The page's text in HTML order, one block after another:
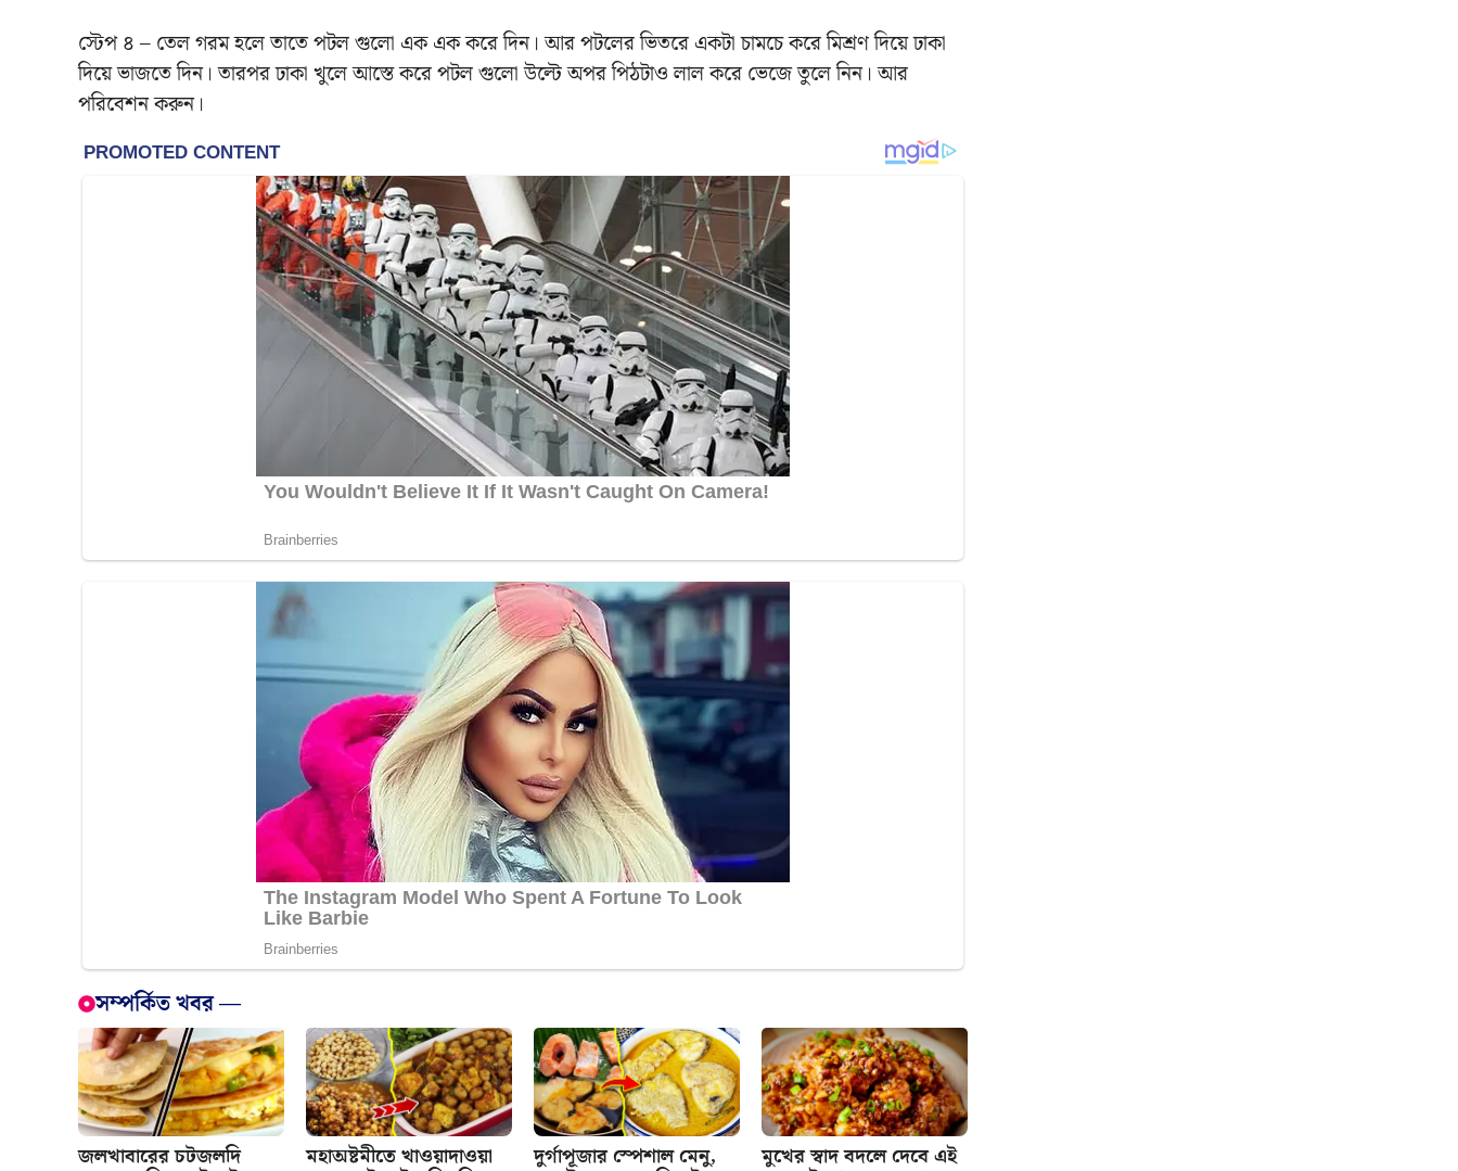
স্টেপ ৪ – তেল গরম হলে তাতে পটল গুলো এক এক করে দিন। আর পটলের ভিতরে একটা চামচে করে মিশ্রণ দিয়ে ঢাকা
দিয়ে ভাজতে দিন। তারপর ঢাকা খুলে আস্তে করে পটল গুলো উল্টে অপর পিঠটাও লাল করে ভেজে তুলে নিন। আর
পরিবেশন করুন।
সম্পর্কিত খবর —
জলখাবারের চটজলদি মহাঅষ্টমীতে খাওয়াদাওয়া দুর্গাপূজার স্পেশাল মেনু, মুখের স্বাদ বদলে দেবে এই